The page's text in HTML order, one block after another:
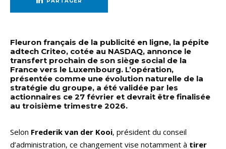
Fleuron français de la publicité en ligne, la pépite
adtech Criteo, cotée au NASDAQ, annonce le
transfert prochain de son siège social de la
France vers le Luxembourg. L’opération,
présentée comme une évolution naturelle de la
stratégie du groupe, a été validée par les
actionnaires ce 27 février et devrait être finalisée
au troisième trimestre 2026.
Selon Frederik van der Kooi, président du conseil
d’administration, ce changement vise notamment à tirer